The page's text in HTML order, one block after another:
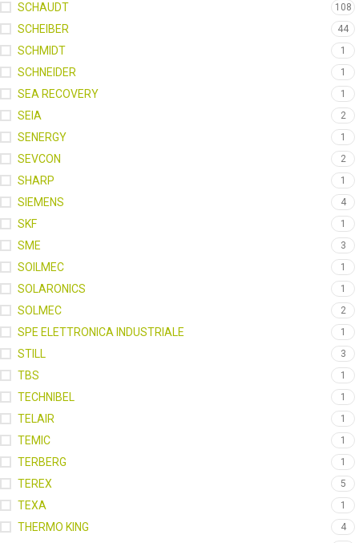
SCHAUDT 108
SCHEIBER 44
SCHMIDT 1
SCHNEIDER 1
SEA RECOVERY 1
SEIA 2
SENERGY 1
SEVCON 2
SHARP 1
SIEMENS 4
SKF 1
SME 3
SOILMEC 1
SOLARONICS 1
SOLMEC 2
SPE ELETTRONICA INDUSTRIALE 1
STILL 3
TBS 1
TECHNIBEL 1
TELAIR 1
TEMIC 1
TERBERG 1
TEREX 5
TEXA 1
THERMO KING 4